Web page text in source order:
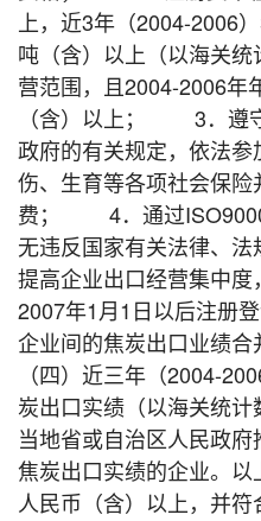
上，近3年（2004-2006
吨（含）以上（以海关
营范围，且2004-2006年
（含）以上； 3．遵
政府的有关规定，依法
伤、生育等各项社会保
费； 4．通过
无违反国家有关法律
提高企业出口经营集中
2007年1月1日以后注册
企业间的焦炭出口业绩
（四）近三年（2004-
炭出口实绩（以海关统
当地省或自治区人民政
焦炭出口实绩的企业。
人民币（含）以上，并符